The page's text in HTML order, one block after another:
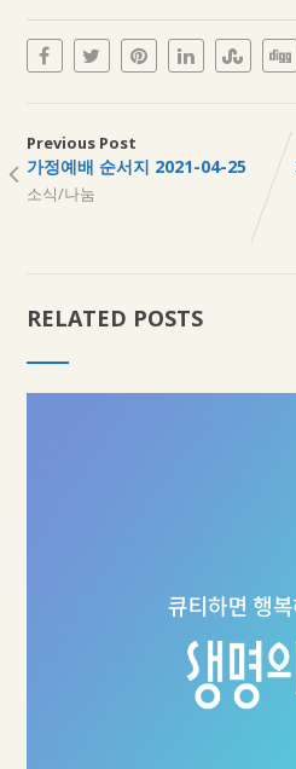
Previous Post
가정예배 순서지 2021-04-25
소식/나눔
RELATED POSTS